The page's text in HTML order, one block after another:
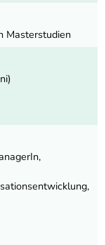
Masterstudien